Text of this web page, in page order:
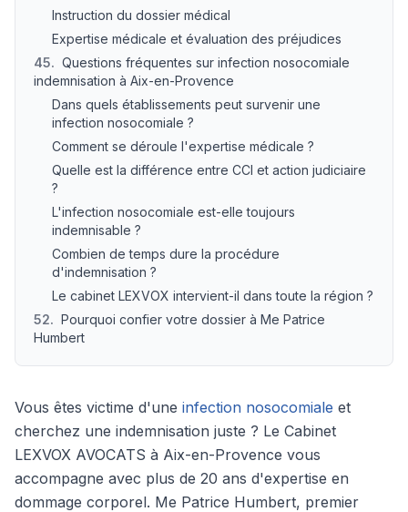
Instruction du dossier médical
Expertise médicale et évaluation des préjudices
45. Questions fréquentes sur infection nosocomiale
indemnisation à Aix-en-Provence
Dans quels établissements peut survenir une
infection nosocomiale ?
Comment se déroule l'expertise médicale ?
Quelle est la différence entre CCI et action judiciaire
?
L'infection nosocomiale est-elle toujours
indemnisable ?
Combien de temps dure la procédure
d'indemnisation ?
Le cabinet LEXVOX intervient-il dans toute la région ?
52. Pourquoi confier votre dossier à Me Patrice
Humbert
Vous êtes victime d'une infection nosocomiale et
cherchez une indemnisation juste ? Le Cabinet
LEXVOX AVOCATS à Aix-en-Provence vous
accompagne avec plus de 20 ans d'expertise en
dommage corporel. Me Patrice Humbert, premier